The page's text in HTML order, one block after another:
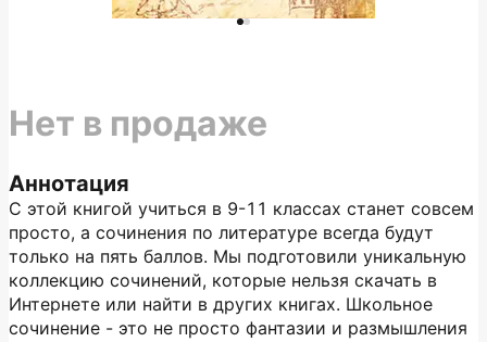
Аннотация
С этой книгой учиться в 9-11 классах станет совсем
просто, а сочинения по литературе всегда будут
только на пять баллов. Мы подготовили уникальную
коллекцию сочинений, которые нельзя скачать в
Интернете или найти в других книгах. Школьное
сочинение - это не просто фантазии и размышления
Нет в продаже